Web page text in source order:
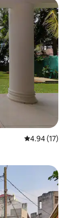
평점 4.94점
4.94 (17)